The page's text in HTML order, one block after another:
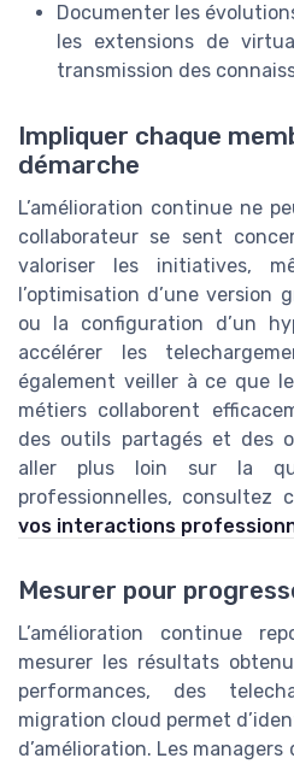
Documenter les
les extensions de
transmission des
Impliquer chaque
démarche
L’amélioration continue ne
collaborateur se sent
valoriser les initiatives,
l’optimisation d’une version
ou la configuration d’un
accélérer les
également veiller à ce que
métiers collaborent
des outils partagés et des
aller plus loin sur la
professionnelles, consultez
vos interactions
Mesurer pour
L’amélioration continue
mesurer les résultats
performances, des
migration cloud permet
d’amélioration. Les